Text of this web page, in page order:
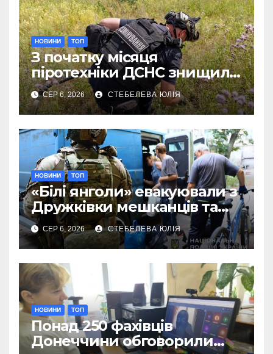
НОВИНИ ТОП
З початку місяця
піротехніки ДСНС знищили
18 вибухонебезпечних
предметів
СЕР 6, 2026 СТЕБЕЛЕВА ЮЛІЯ
НОВИНИ ТОП
«Білі янголи» евакуювали з
Дружківки мешканців та
їхніх домашніх улюбленців
СЕР 6, 2026 СТЕБЕЛЕВА ЮЛІЯ
НОВИНИ ТОП
Понад 250 фахівців
Донеччини обговорили